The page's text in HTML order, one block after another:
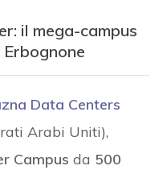
il mega-campus
Data Centers
Arabi Uniti),
Campus da 500